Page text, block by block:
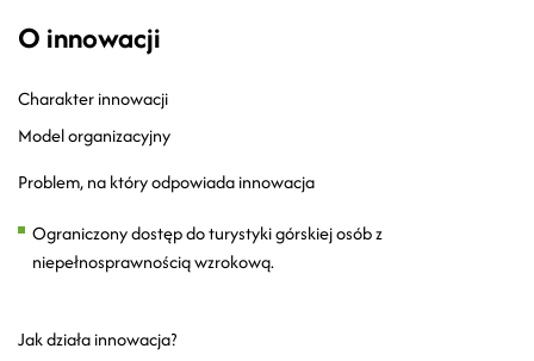
O innowacji
Charakter innowacji
Model organizacyjny
Problem, na który odpowiada innowacja
Ograniczony dostęp do turystyki górskiej osób z
niepełnosprawnością wzrokową.
Jak działa innowacja?